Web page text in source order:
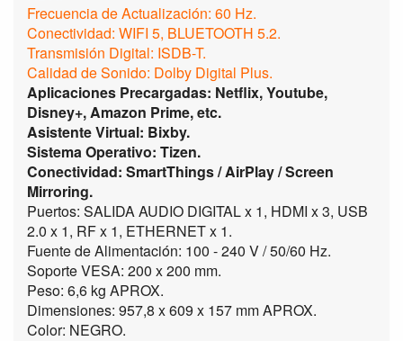
Frecuencia de Actualización: 60 Hz.
Conectividad: WIFI 5, BLUETOOTH 5.2.
Transmisión Digital: ISDB-T.
Calidad de Sonido: Dolby Digital Plus.
Aplicaciones Precargadas: Netflix, Youtube,
Disney+, Amazon Prime, etc.
Asistente Virtual: Bixby.
Sistema Operativo: Tizen.
Conectividad: SmartThings / AirPlay / Screen
Mirroring.
Puertos: SALIDA AUDIO DIGITAL x 1, HDMI x 3, USB
2.0 x 1, RF x 1, ETHERNET x 1.
Fuente de Alimentación: 100 - 240 V / 50/60 Hz.
Soporte VESA: 200 x 200 mm.
Peso: 6,6 kg APROX.
Dimensiones: 957,8 x 609 x 157 mm APROX.
Color: NEGRO.